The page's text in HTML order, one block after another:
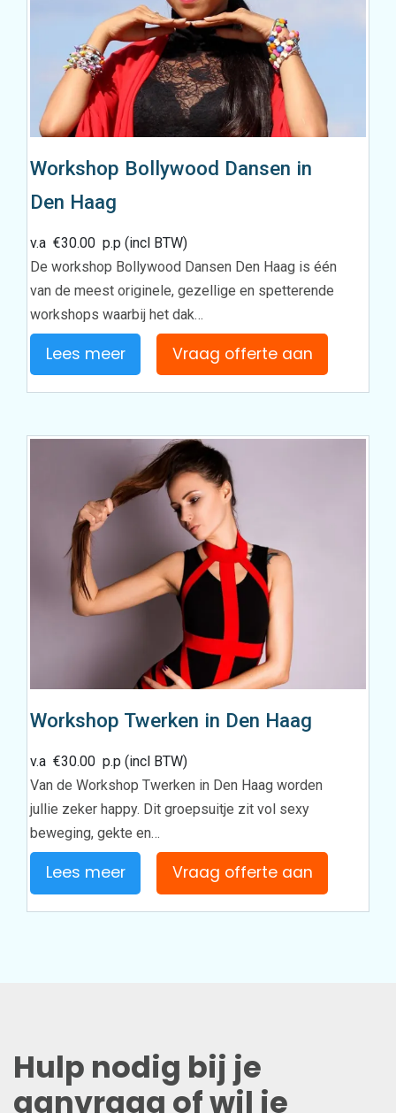
Workshop Bollywood Dansen in
Den Haag
v.a€30.00 p.p (incl BTW)
De workshop Bollywood Dansen Den Haag is één
van de meest originele, gezellige en spetterende
workshops waarbij het dak…
Lees meer Vraag offerte aan
Workshop Twerken in Den Haag
v.a€30.00 p.p (incl BTW)
Van de Workshop Twerken in Den Haag worden
jullie zeker happy. Dit groepsuitje zit vol sexy
beweging, gekte en…
Lees meer Vraag offerte aan
Hulp nodig bij je
aanvraag of wil je